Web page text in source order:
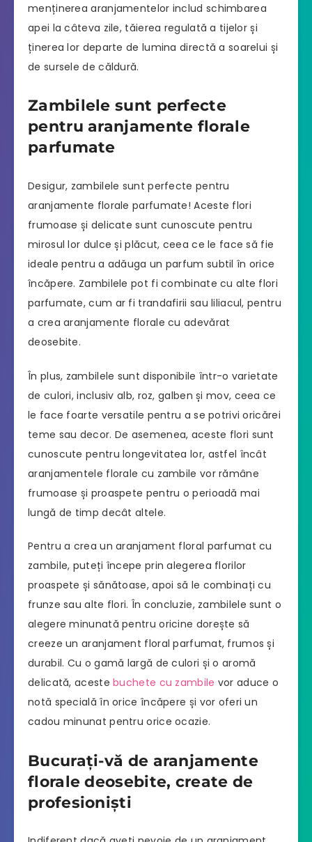
menținerea aranjamentelor includ schimbarea
apei la câteva zile, tăierea regulată a tijelor și
ținerea lor departe de lumina directă a soarelui și
de sursele de căldură.
Zambilele sunt perfecte
pentru aranjamente florale
parfumate
Desigur, zambilele sunt perfecte pentru
aranjamente florale parfumate! Aceste flori
frumoase și delicate sunt cunoscute pentru
mirosul lor dulce și plăcut, ceea ce le face să fie
ideale pentru a adăuga un parfum subtil în orice
încăpere. Zambilele pot fi combinate cu alte flori
parfumate, cum ar fi trandafirii sau liliacul, pentru
a crea aranjamente florale cu adevărat
deosebite.
În plus, zambilele sunt disponibile într-o varietate
de culori, inclusiv alb, roz, galben și mov, ceea ce
le face foarte versatile pentru a se potrivi oricărei
teme sau decor. De asemenea, aceste flori sunt
cunoscute pentru longevitatea lor, astfel încât
aranjamentele florale cu zambile vor rămâne
frumoase și proaspete pentru o perioadă mai
lungă de timp decât altele.
Pentru a crea un aranjament floral parfumat cu
zambile, puteți începe prin alegerea florilor
proaspete și sănătoase, apoi să le combinați cu
frunze sau alte flori. În concluzie, zambilele sunt o
alegere minunată pentru oricine dorește să
creeze un aranjament floral parfumat, frumos și
durabil. Cu o gamă largă de culori și o aromă
delicată, acestebuchete cu zambile vor aduce o
notă specială în orice încăpere și vor oferi un
cadou minunat pentru orice ocazie.
Bucurați-vă de aranjamente
florale deosebite, create de
profesioniști